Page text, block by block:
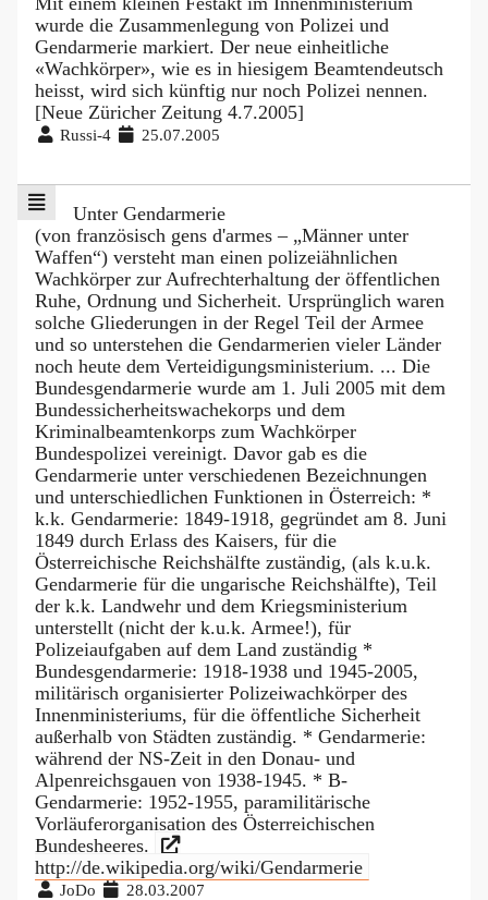
wurde die Zusammenlegung von Polizei und
Gendarmerie markiert. Der neue einheitliche
«Wachkörper», wie es in hiesigem Beamtendeutsch
heisst, wird sich künftig nur noch Polizei nennen.
[Neue Züricher Zeitung 4.7.2005]
Russi-4 25.07.2005
Unter Gendarmerie
(von französisch gens d'armes – „Männer unter
Waffen“) versteht man einen polizeiähnlichen
Wachkörper zur Aufrechterhaltung der öffentlichen
Ruhe, Ordnung und Sicherheit. Ursprünglich waren
solche Gliederungen in der Regel Teil der Armee
und so unterstehen die Gendarmerien vieler Länder
noch heute dem Verteidigungsministerium. ... Die
Bundesgendarmerie wurde am 1. Juli 2005 mit dem
Bundessicherheitswachekorps und dem
Kriminalbeamtenkorps zum Wachkörper
Bundespolizei vereinigt. Davor gab es die
Gendarmerie unter verschiedenen Bezeichnungen
und unterschiedlichen Funktionen in Österreich: *
k.k. Gendarmerie: 1849-1918, gegründet am 8. Juni
1849 durch Erlass des Kaisers, für die
Österreichische Reichshälfte zuständig, (als k.u.k.
Gendarmerie für die ungarische Reichshälfte), Teil
der k.k. Landwehr und dem Kriegsministerium
unterstellt (nicht der k.u.k. Armee!), für
Polizeiaufgaben auf dem Land zuständig *
Bundesgendarmerie: 1918-1938 und 1945-2005,
militärisch organisierter Polizeiwachkörper des
Innenministeriums, für die öffentliche Sicherheit
außerhalb von Städten zuständig. * Gendarmerie:
während der NS-Zeit in den Donau- und
Alpenreichsgauen von 1938-1945. * B-
Gendarmerie: 1952-1955, paramilitärische
Vorläuferorganisation des Österreichischen
Bundesheeres.
http://de.wikipedia.org/wiki/Gendarmerie
JoDo 28.03.2007